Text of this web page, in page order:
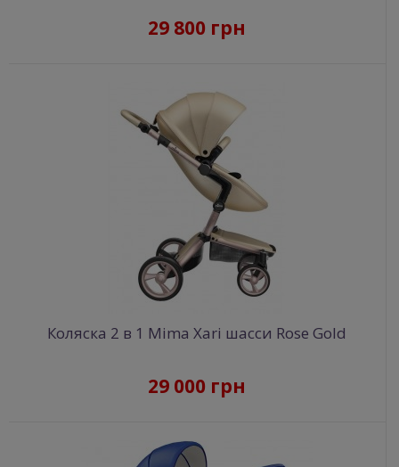
29 800 грн
Коляска 2 в 1 Mima Xari шасси Rose Gold
29 000 грн